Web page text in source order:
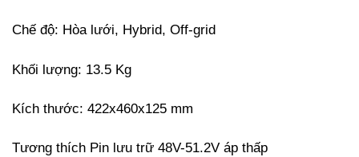
Chế độ: Hòa lưới, Hybrid, Off-grid
Khối lượng: 13.5 Kg
Kích thước: 422x460x125 mm
Tương thích Pin lưu trữ 48V-51.2V áp thấp